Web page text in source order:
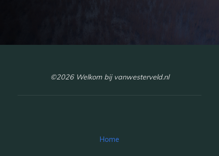
©2026 Welkom bij vanwesterveld.nl
Home